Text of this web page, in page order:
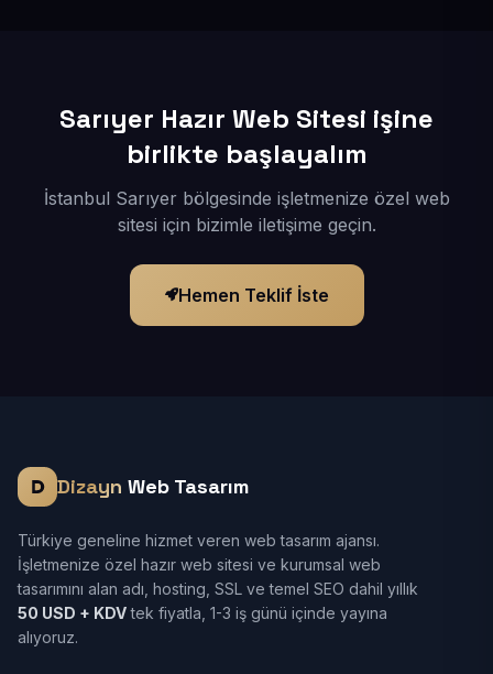
Sarıyer Hazır Web Sitesi işine
birlikte başlayalım
İstanbul Sarıyer bölgesinde işletmenize özel web
sitesi için bizimle iletişime geçin.
Hemen Teklif İste
Dizayn Web Tasarım
Türkiye geneline hizmet veren web tasarım ajansı.
İşletmenize özel hazır web sitesi ve kurumsal web
tasarımını alan adı, hosting, SSL ve temel SEO dahil yıllık
50 USD + KDVtek fiyatla, 1-3 iş günü içinde yayına
alıyoruz.